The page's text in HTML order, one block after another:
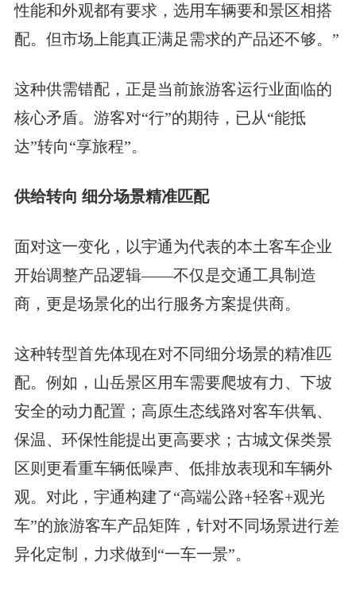
性能和外观都有要求，选用车辆要和景区相搭
配。但市场上能真正满足需求的产品还不够。”
这种供需错配，正是当前旅游客运行业面临的
核心矛盾。游客对“行”的期待，已从“能抵
达”转向“享旅程”。
供给转向 细分场景精准匹配
面对这一变化，以宇通为代表的本土客车企业
开始调整产品逻辑——不仅是交通工具制造
商，更是场景化的出行服务方案提供商。
这种转型首先体现在对不同细分场景的精准匹
配。例如，山岳景区用车需要爬坡有力、下坡
安全的动力配置；高原生态线路对客车供氧、
保温、环保性能提出更高要求；古城文保类景
区则更看重车辆低噪声、低排放表现和车辆外
观。对此，宇通构建了“高端公路+轻客+观光
车”的旅游客车产品矩阵，针对不同场景进行差
异化定制，力求做到“一车一景”。